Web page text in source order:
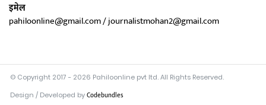
इमेल
pahiloonline@gmail.com / journalistmohan2@gmail.com
© Copyright 2017 - 2026 Pahiloonline pvt ltd. All Rights Reserved.
Design / Developed byCodebundles